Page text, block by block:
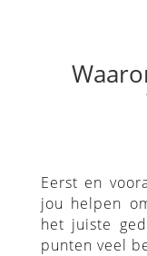
Eerst en
jou helpen
het juiste
punten veel